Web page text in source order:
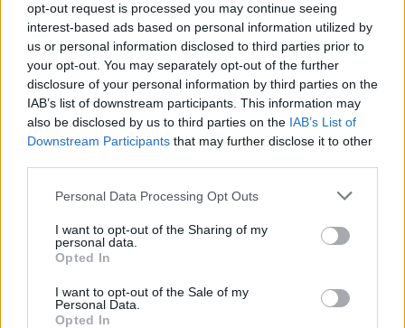
opt-out request is processed you may continue seeing
interest-based ads based on personal information utilized by
us or personal information disclosed to third parties prior to
your opt-out. You may separately opt-out of the further
disclosure of your personal information by third parties on the
IAB’s list of downstream participants. This information may
also be disclosed by us to third parties on the IAB’s List of
Downstream Participants that may further disclose it to other
Please note that this website/app uses one or more Google
not limited to your visit or usage behaviour. You may click to
grant or deny consent to Google and its third-party tags to
use your data for below specified purposes in below Google
consent section.
Personal Data Processing Opt Outs
I want to opt-out of the Sharing of my
personal data.
Opted In
I want to opt-out of the Sale of my
Personal Data.
Opted In
Facebookon is!
Követem
A SZÉPSÉG ÉS A SZÖRNYETEG #ÉRDEKESSÉGEK